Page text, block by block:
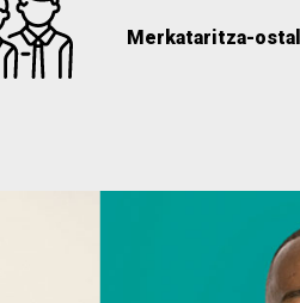
Merkataritza-